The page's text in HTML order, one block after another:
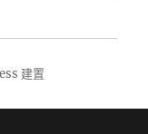
建置